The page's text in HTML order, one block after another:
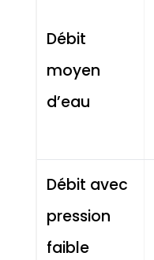
Débit
moyen
d’eau
Débit avec
pression
faible